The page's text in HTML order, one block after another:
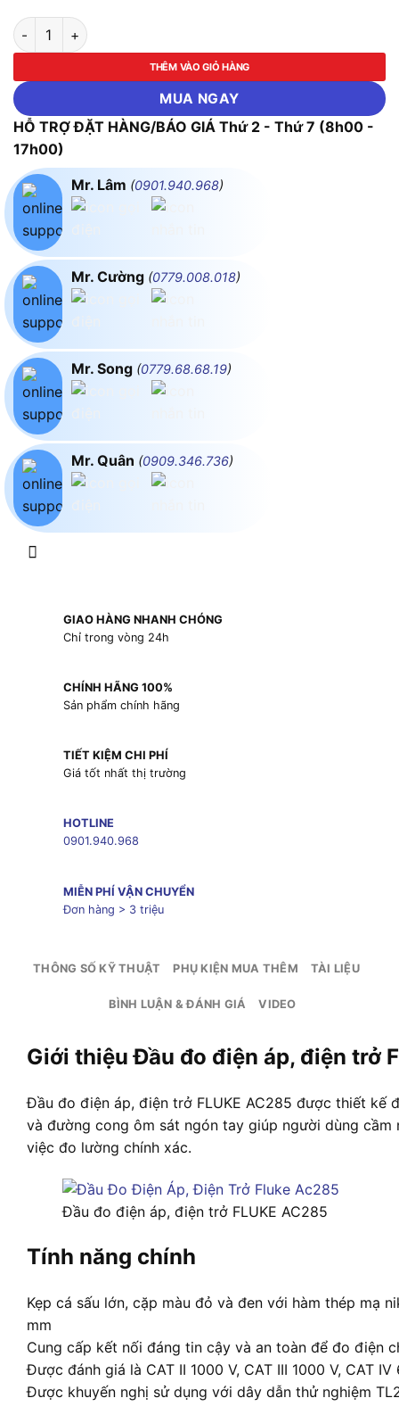
Đầu Đo Điện Áp, Điện Trở FLUKE AC285 số lượng
THÊM VÀO GIỎ HÀNG
MUA NGAY
HỖ TRỢ ĐẶT HÀNG/BÁO GIÁ Thứ 2 - Thứ 7 (8h00 -
17h00)
Mr. Lâm (0901.940.968)
Mr. Cường (0779.008.018)
Mr. Song (0779.68.68.19)
Mr. Quân (0909.346.736)
GIAO HÀNG NHANH CHÓNG
Chỉ trong vòng 24h
CHÍNH HÃNG 100%
Sản phẩm chính hãng
TIẾT KIỆM CHI PHÍ
Giá tốt nhất thị trường
HOTLINE
0901.940.968
MIỄN PHÍ VẬN CHUYỂN
Đơn hàng > 3 triệu
THÔNG SỐ KỸ THUẬT PHỤ KIỆN MUA THÊM TÀI LIỆU
BÌNH LUẬN & ĐÁNH GIÁ VIDEO
Giới thiệu Đầu đo điện áp, điện trở
Đầu đo điện áp, điện trở FLUKE AC285 được thiết
và đường cong ôm sát ngón tay giúp người dùng
việc đo lường chính xác.
Đầu đo điện áp, điện trở FLUKE AC285
Tính năng chính
Kẹp cá sấu lớn, cặp màu đỏ và đen với hàm thép mạ
mm
Cung cấp kết nối đáng tin cậy và an toàn để đo điện
Được đánh giá là CAT II 1000 V, CAT III 1000 V, CAT IV
Được khuyến nghị sử dụng với dây dẫn thử nghiệm